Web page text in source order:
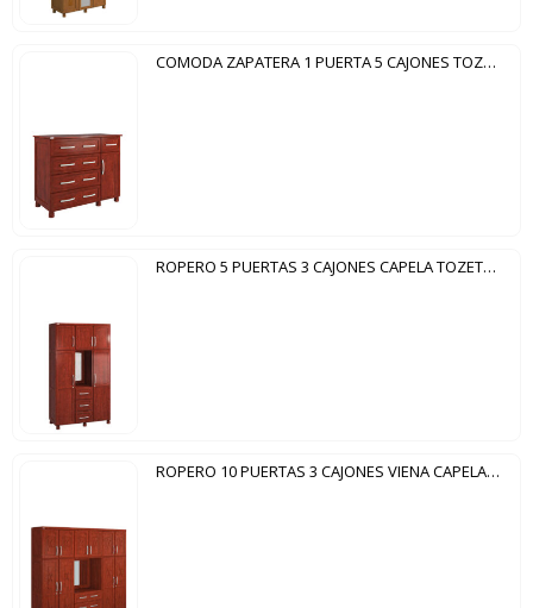
COMODA ZAPATERA 1 PUERTA 5 CAJONES TOZETTO MOGNO
ROPERO 5 PUERTAS 3 CAJONES CAPELA TOZETTO MOGNO
ROPERO 10 PUERTAS 3 CAJONES VIENA CAPELA TOZETTO MOGNO